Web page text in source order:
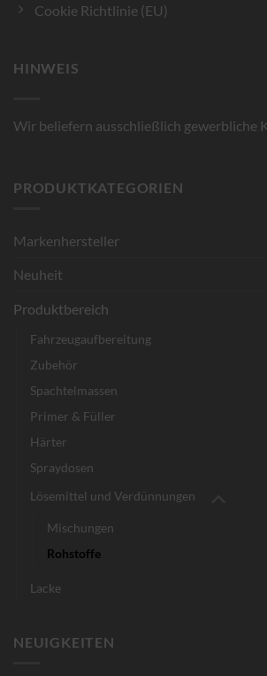
Cookie Richtlinie (EU)
HINWEIS
Wir beliefern ausschließlich gewerbliche
PRODUKTKATEGORIEN
Markenhersteller
Neuheit
Produktbereich
Fahrzeugaufbereitung
Zubehör
Spachtelmassen
Primer & Füller
Härter
Spraydosen
Lösemittel und Verdünnungen
Mischungen
Rohstoffe
Lacke
NEUIGKEITEN